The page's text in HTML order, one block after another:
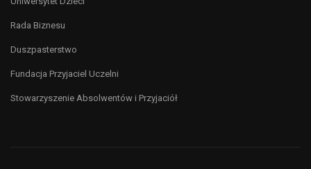
Rada Biznesu
Duszpasterstwo
Fundacja Przyjaciel Uczelni
Stowarzyszenie Absolwentów i Przyjaciół